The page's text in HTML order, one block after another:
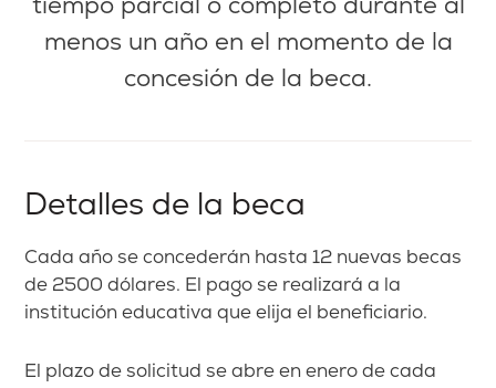
menos un año en el momento de la
concesión de la beca.
Detalles de la beca
Cada año se concederán hasta 12 nuevas becas
de 2500 dólares. El pago se realizará a la
institución educativa que elija el beneficiario.
El plazo de solicitud se abre en enero de cada